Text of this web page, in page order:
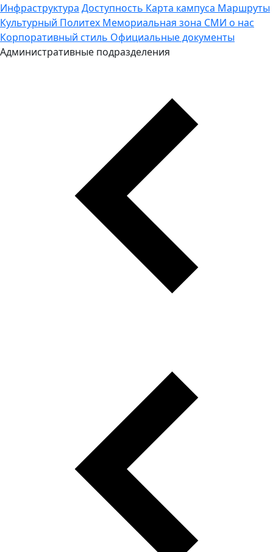
Инфраструктура Доступность Карта кампуса Маршруты
Культурный Политех Мемориальная зона СМИ о нас
Корпоративный стиль Официальные документы
Административные подразделения